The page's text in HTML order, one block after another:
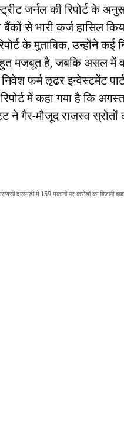
जर्नल की रिपोर्ट के
से भारी कर्ज हासिल
के मुताबिक, उन्होंने कई
मजबूत है, जबकि असल में
फर्म ऌढर इन्वेस्टमेंट
में कहा गया है कि
ने गैर-मौजूद राजस्व